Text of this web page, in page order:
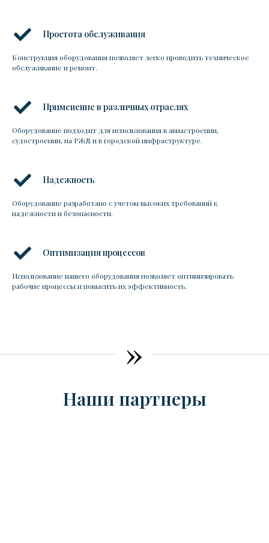
Простота обслуживания
Конструкция оборудования позволяет легко проводить техническое
обслуживание и ремонт.
Применение в различных отраслях
Оборудование подходит для использования в авиастроении,
судостроении, на РЖД и в городской инфраструктуре.
Надежность
Оборудование разработано с учетом высоких требований к
надежности и безопасности.
Оптимизация процессов
Использование нашего оборудования позволяет оптимизировать
рабочие процессы и повысить их эффективность.
»
Наши партнеры